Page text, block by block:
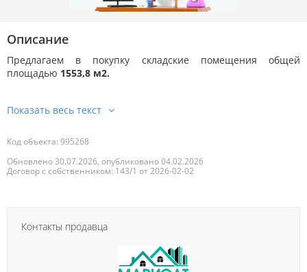
Описание
Предлагаем в покупку складские помещения общей
площадью 1553,8 м2.
Код объекта: 995268
Обновлено 30.07.2026, опубликовано 04.02.2026
Договор с собственником: 143/1 от 2026-02-02
Контакты продавца